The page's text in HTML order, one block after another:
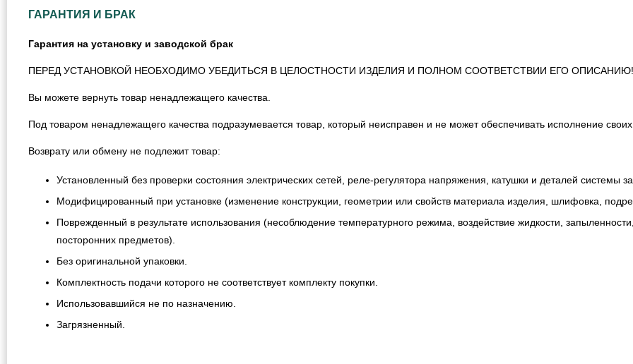
ГАРАНТИЯ И БРАК
Гарантия на установку и заводской брак
ПЕРЕД УСТАНОВКОЙ НЕОБХОДИМО УБЕДИТЬСЯ В ЦЕЛОСТНОСТИ ИЗДЕЛИЯ И ПОЛНОМ СООТВЕТСТВИИ ЕГО ОПИСАНИЮ!
Вы можете вернуть товар ненадлежащего качества.
Под товаром ненадлежащего качества подразумевается товар, который неисправен и не может обеспечивать исполнение
Возврату или обмену не подлежит товар:
Установленный без проверки состояния электрических сетей, реле-регулятора напряжения, катушки и деталей системы
Модифицированный при установке (изменение конструкции, геометрии или свойств материала изделия, шлифовка,
Поврежденный в результате использования (несоблюдение температурного режима, воздействие жидкости,
посторонних предметов).
Без оригинальной упаковки.
Комплектность подачи которого не соответствует комплекту покупки.
Использовавшийся не по назначению.
Загрязненный.